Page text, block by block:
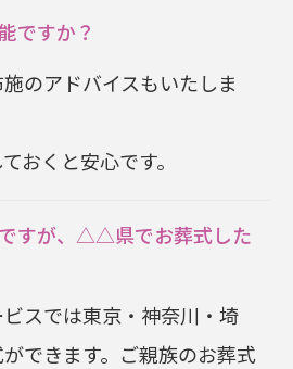
ですか？
のアドバイスもいたしま
おくと安心です。
すが、△△県でお葬式した
スでは東京・神奈川・埼
できます。ご親族のお葬式